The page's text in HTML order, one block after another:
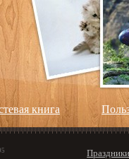
книга
Праздники